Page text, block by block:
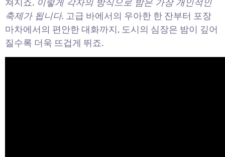
쳐지죠. 이렇게 각자의 방식으로 밤은 가장 개인적인
축제가 됩니다. 고급 바에서의 우아한 한 잔부터 포장
마차에서의 편안한 대화까지, 도시의 심장은 밤이 깊어
질수록 더욱 뜨겁게 뛰죠.